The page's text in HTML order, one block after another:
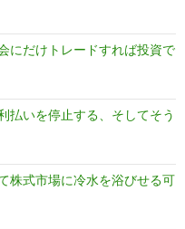
にだけトレードすれば投資で
払いを停止する、そしてそう
株式市場に冷水を浴びせる可